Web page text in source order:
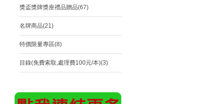
獎盃獎牌獎座禮品贈品(67)
名牌商品(21)
特價限量專區(8)
目錄(免費索取,處理費100元/本)(3)